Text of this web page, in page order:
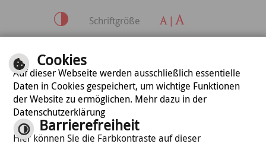
Schriftgröße
Datenschutzerklärung
optimiert für
mobile Endgeräte
Cookies
Auf dieser Webseite werden ausschließlich essentielle
Daten in Cookies gespeichert, um wichtige Funktionen
der Website zu ermöglichen. Mehr dazu in der
Datenschutzerklärung
Barrierefreiheit
Hier können Sie die Farbkontraste auf dieser